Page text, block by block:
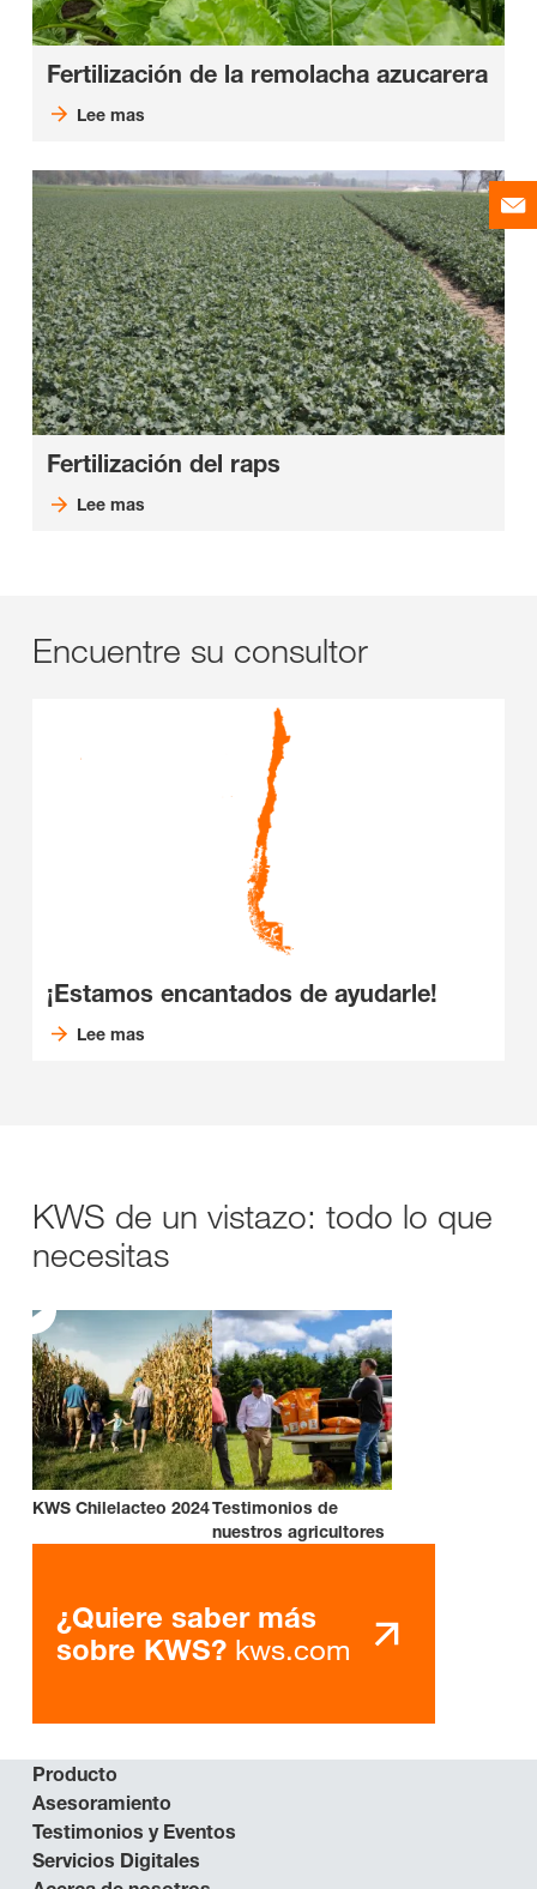
Fertilización de la remolacha azucarera
Lee mas
Fertilización del raps
Lee mas
Encuentre su consultor
¡Estamos encantados de ayudarle!
Lee mas
KWS de un vistazo: todo lo que
necesitas
KWS Chilelacteo 2024Testimonios de
nuestros agricultores
¿Quiere saber más
sobre KWS? kws.com
Producto
Asesoramiento
Testimonios y Eventos
Servicios Digitales